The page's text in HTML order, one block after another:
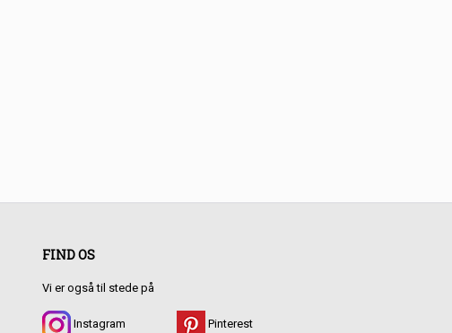
FIND OS
Vi er også til stede på
Instagram Pinterest